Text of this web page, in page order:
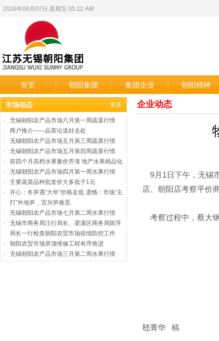
2026年08月07日 星期五 05:12 AM
首页 朝阳集团 集团企业 朝阳精神
市场动态
更多
·
无锡朝阳农产品市场六月第一周蔬菜行情
·
商户推介——品茶论道好去处
·
无锡朝阳农产品市场五月第三周蔬菜行情
·
无锡朝阳农产品市场五月第四周蔬菜行情
·
前四个月高档水果量价齐涨 地产水果精品化
·
无锡朝阳农产品市场四月第一周水果行情
·
主要蔬菜品种批发价大多低于1元
·
开心：冬笋遇“大年”价格走低 遗憾：市场“主
打”外地笋，宜兴笋难觅
·
无锡朝阳农产品市场七月第二周水果行情
·
无锡市商务局汪行局长、梁溪区商务局陈萍
局长一行检查朝阳农贸市场疫情防控工作
·
朝阳农贸市场房顶维修工程有序推进
·
无锡朝阳农产品市场三月第二周水果行情
企业动态
9月1日下午，无锡
店、朝阳店考察平价
考察过程中，蔡大
嵇菁华 稿